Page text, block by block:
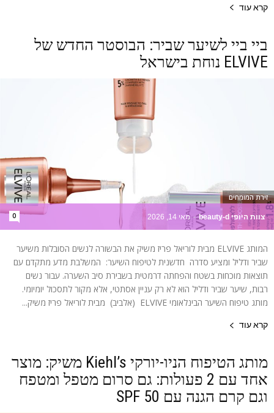
קרא עוד
ביי ביי לשיער שביר: הבוסטר החדש של
ELVIVE נוחת בישראל
צוות היופי beauty-d - מאי 14, 2026 0
זירת המומחים
המותג ELVIVE מבית לוריאל פריז משיק את הבשורה לנשים הסובלות משיער
שביר ודליל ומציע סדרה חדשנית לטיפוח השיער: המשלבת מדע מתקדם עם
תוצאות מוכחות בשטח והפחתה דרמטית בשבירת סיב השערה. עבור נשים
רבות, שיער שביר ודליל הוא לא רק עניין אסתטי, אלא מקור לתסכול יומיומי.
מותג טיפוח השיער הבינלאומי ELVIVE (אלביב) מבית לוריאל פריז משיק...
קרא עוד
מותג הטיפוח הניו-יורקי Kiehl’s משיק: מוצר
אחד עם 2 פעולות: גם סרום מטפל ומטפח
וגם קרם הגנה עם SPF 50